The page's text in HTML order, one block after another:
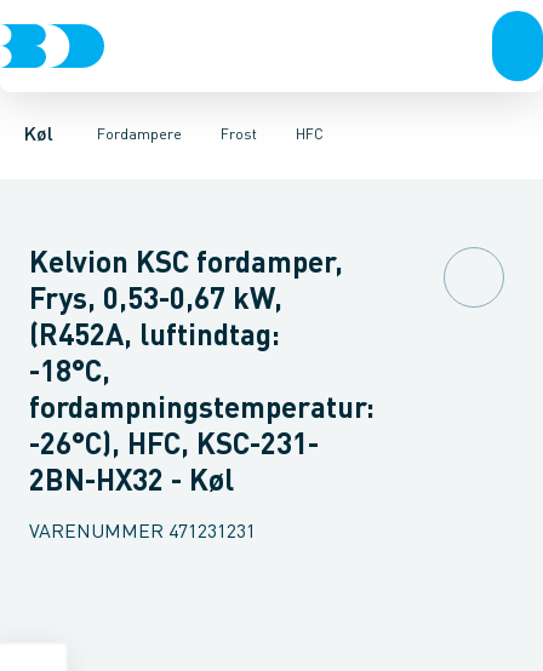
Køl Fordampere
KompressorerKondenseringsaggregater
Frost
Frost HFC
HFC R744 - CO2
Kelvion KSC fordamper,
Frys, 0,53-0,67 kW,
(R452A, luftindtag:
-18°C,
fordampningstemperatur:
-26°C), HFC, KSC-231-
2BN-HX32 - Køl
VARENUMMER 471231231